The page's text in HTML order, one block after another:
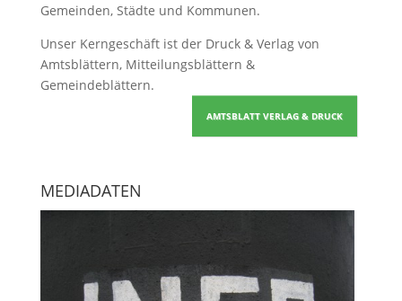
Gemeinden, Städte und Kommunen.
Unser Kerngeschäft ist der Druck & Verlag von
Amtsblättern, Mitteilungsblättern &
Gemeindeblättern.
AMTSBLATT VERLAG & DRUCK
MEDIADATEN